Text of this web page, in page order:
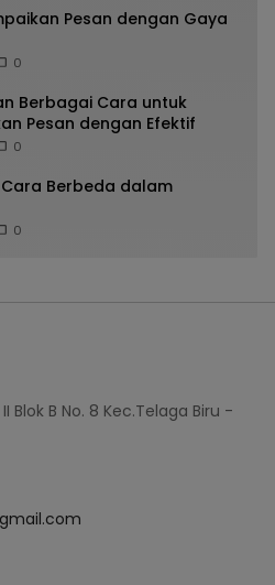
Pesan dengan Gaya
0
Berbagai Cara untuk
Pesan dengan Efektif
0
Berbeda dalam
0
Blok B No. 8 Kec.Telaga Biru -